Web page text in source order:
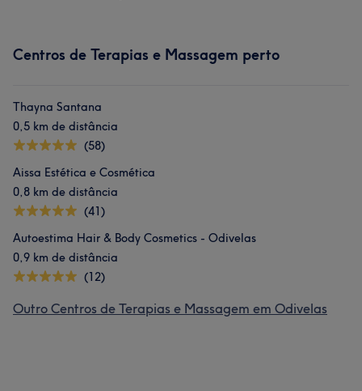
Centros de Terapias e Massagem perto
Thayna Santana
0,5 km de distância
(58)
Aissa Estética e Cosmética
0,8 km de distância
(41)
Autoestima Hair & Body Cosmetics - Odivelas
0,9 km de distância
(12)
Outro Centros de Terapias e Massagem em Odivelas